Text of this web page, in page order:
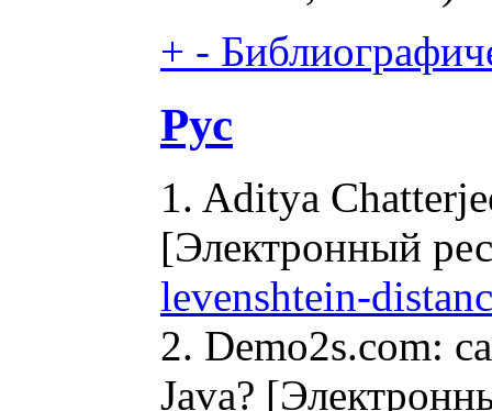
+ -
Рус
1. Aditya
[Электронный
levenshtein-
2. Demo2s.com:
Java?